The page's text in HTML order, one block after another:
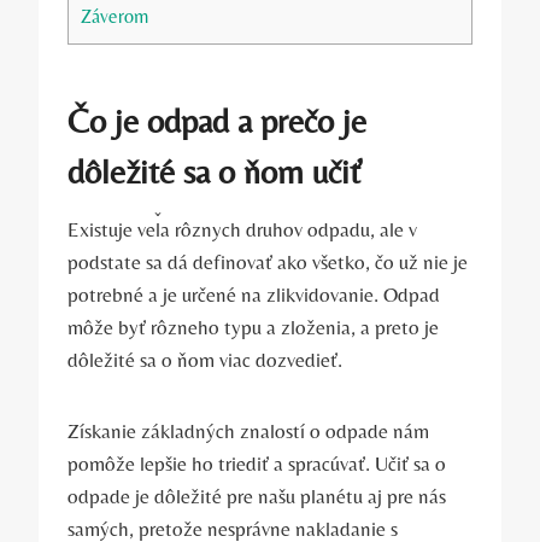
Záverom
Čo je odpad a prečo je
dôležité sa o ňom učiť
Existuje veľa rôznych druhov odpadu, ale v
podstate sa dá definovať ako všetko, čo už nie je
potrebné a je určené na zlikvidovanie. Odpad
môže byť rôzneho typu a zloženia, a preto je
dôležité sa o ňom viac dozvedieť.
Získanie základných znalostí o odpade nám
pomôže lepšie ho triediť a spracúvať. Učiť sa o
odpade je dôležité pre našu planétu aj pre nás
samých, pretože nesprávne nakladanie s